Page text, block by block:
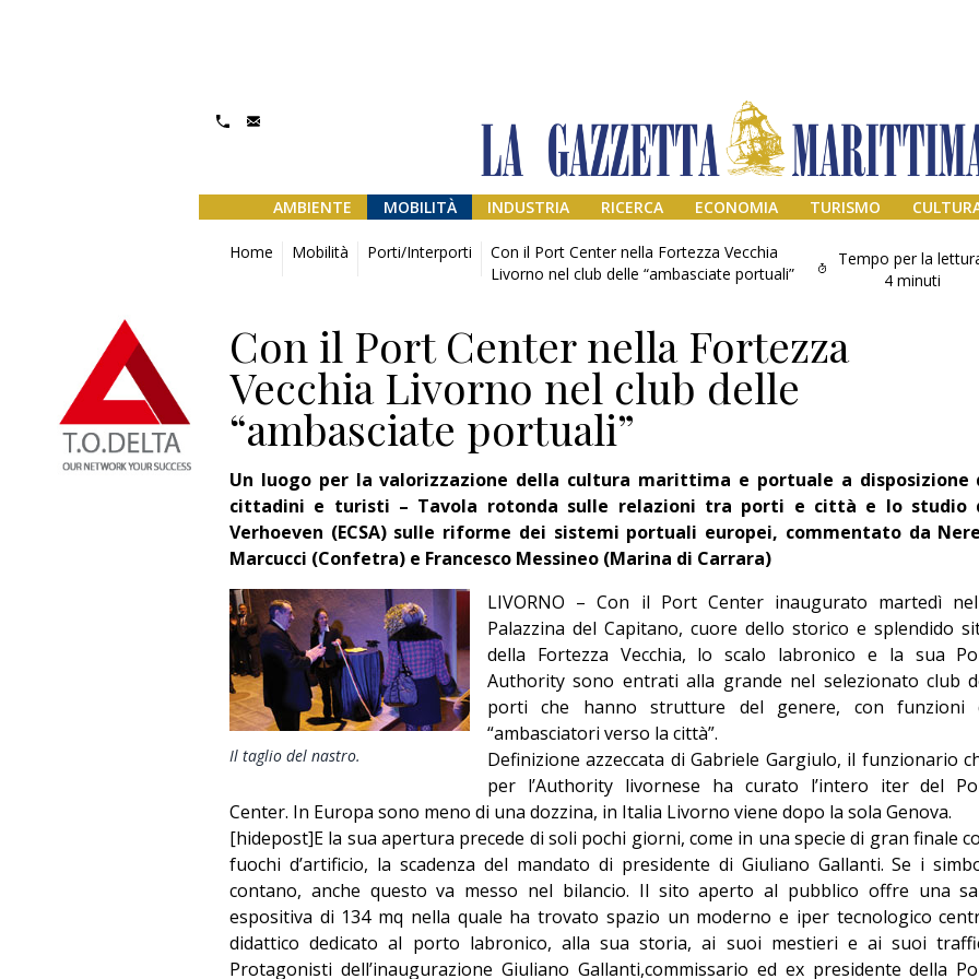
AMBIENTE MOBILITÀ INDUSTRIA RICERCA ECONOMIA TURISMO
Home Mobilità Porti/Interporti
Con il Port Center nella Fortezza Vecchia
Livorno nel club delle “ambasciate portuali”
Tempo per la
4 minuti
Con il Port Center nella Fortezza
Vecchia Livorno nel club delle
“ambasciate portuali”
Un luogo per la valorizzazione della cultura marittima e portuale a disposizione
cittadini e turisti – Tavola rotonda sulle relazioni tra porti e città e lo studio
Verhoeven (ECSA) sulle riforme dei sistemi portuali europei, commentato da
Marcucci (Confetra) e Francesco Messineo (Marina di Carrara)
Il taglio del nastro.
LIVORNO – Con il Port Center inaugurato martedì
Palazzina del Capitano, cuore dello storico e splendido
della Fortezza Vecchia, lo scalo labronico e la sua
Authority sono entrati alla grande nel selezionato club
porti che hanno strutture del genere, con funzioni
“ambasciatori verso la città”.
Definizione azzeccata di Gabriele Gargiulo, il funzionario
per l’Authority livornese ha curato l’intero iter del
Center. In Europa sono meno di una dozzina, in Italia Livorno viene dopo la sola Genova.
[hidepost]E la sua apertura precede di soli pochi giorni, come in una specie di gran finale
fuochi d’artificio, la scadenza del mandato di presidente di Giuliano Gallanti. Se i
contano, anche questo va messo nel bilancio. Il sito aperto al pubblico offre una
espositiva di 134 mq nella quale ha trovato spazio un moderno e iper tecnologico
didattico dedicato al porto labronico, alla sua storia, ai suoi mestieri e ai suoi
Protagonisti dell’inaugurazione Giuliano Gallanti,commissario ed ex presidente della
Giorgio
Editoriale